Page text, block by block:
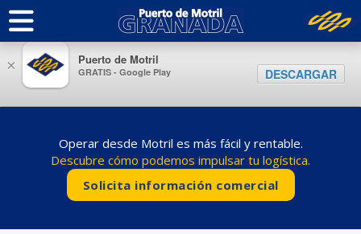
Operar desde Motril es más fácil y rentable.
Descubre cómo podemos impulsar tu logística.
Solicita información comercial
× Puerto de Motril
GRATIS - Google Play DESCARGAR